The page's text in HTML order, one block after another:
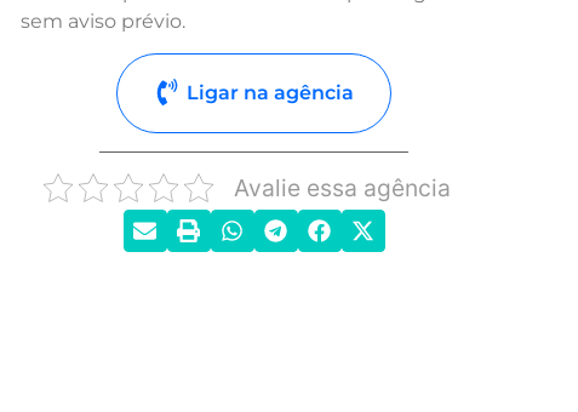
sem aviso prévio.
Ligar na agência
Avalie essa agência